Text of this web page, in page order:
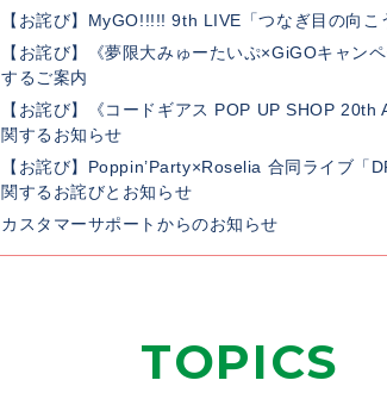
【お詫び】MyGO!!!!! 9th LIVE「つなぎ目の向
【お詫び】《夢限大みゅーたいぷ×GiGOキャン
するご案内
【お詫び】《コードギアス POP UP SHOP
関するお知らせ
【お詫び】Poppin’Party×Roselia 合同ライブ
関するお詫びとお知らせ
カスタマーサポートからのお知らせ
TOPICS